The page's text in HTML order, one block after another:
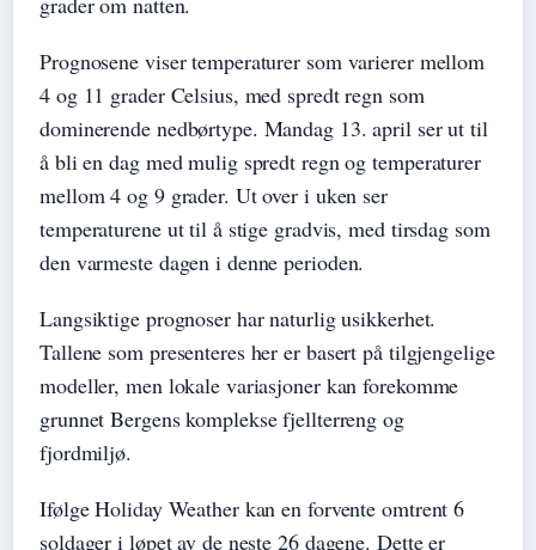
Prognosene viser temperaturer som varierer mellom
4 og 11 grader Celsius, med spredt regn som
dominerende nedbørtype. Mandag 13. april ser ut til
å bli en dag med mulig spredt regn og temperaturer
mellom 4 og 9 grader. Ut over i uken ser
temperaturene ut til å stige gradvis, med tirsdag som
den varmeste dagen i denne perioden.
Langsiktige prognoser har naturlig usikkerhet.
Tallene som presenteres her er basert på tilgjengelige
modeller, men lokale variasjoner kan forekomme
grunnet Bergens komplekse fjellterreng og
fjordmiljø.
Ifølge Holiday Weather kan en forvente omtrent 6
soldager i løpet av de neste 26 dagene. Dette er